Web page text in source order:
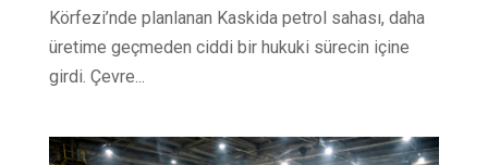
Körfezi’nde planlanan Kaskida petrol sahası, daha
üretime geçmeden ciddi bir hukuki sürecin içine
girdi. Çevre...